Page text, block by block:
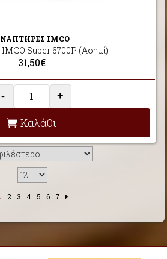
IMCO
Super 6700P (Ασημί)
31,50€
- +
Καλάθι
2 3 4 5 6 7